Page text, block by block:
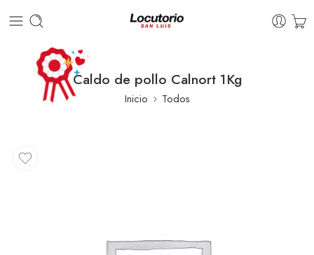
Caldo de pollo Calnort 1Kg
Inicio Todos